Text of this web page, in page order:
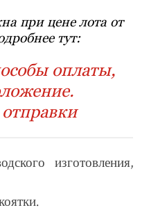
при цене лота от
тут:
оплаты,
изготовления,